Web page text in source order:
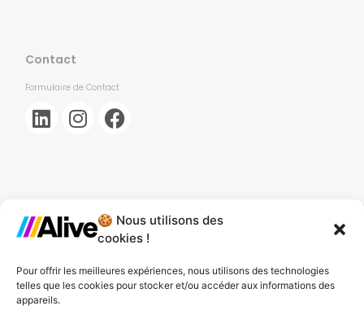
🍪 Nous utilisons des
cookies !
Pour offrir les meilleures expériences, nous utilisons des technologies
telles que les cookies pour stocker et/ou accéder aux informations des
appareils.
Contact
Formulaire de Contact
Agence de Lille
Agence de Plessis-Pâté